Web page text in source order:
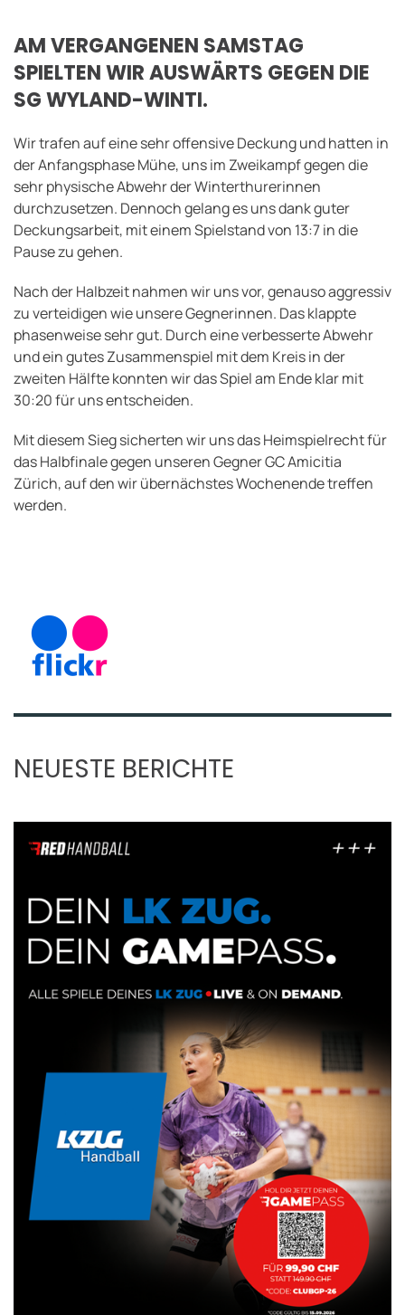
AM VERGANGENEN SAMSTAG
SPIELTEN WIR AUSWÄRTS GEGEN DIE
SG WYLAND-WINTI.
Wir trafen auf eine sehr offensive Deckung und hatten in
der Anfangsphase Mühe, uns im Zweikampf gegen die
sehr physische Abwehr der Winterthurerinnen
durchzusetzen. Dennoch gelang es uns dank guter
Deckungsarbeit, mit einem Spielstand von 13:7 in die
Pause zu gehen.
Nach der Halbzeit nahmen wir uns vor, genauso aggressiv
zu verteidigen wie unsere Gegnerinnen. Das klappte
phasenweise sehr gut. Durch eine verbesserte Abwehr
und ein gutes Zusammenspiel mit dem Kreis in der
zweiten Hälfte konnten wir das Spiel am Ende klar mit
30:20 für uns entscheiden.
Mit diesem Sieg sicherten wir uns das Heimspielrecht für
das Halbfinale gegen unseren Gegner GC Amicitia
Zürich, auf den wir übernächstes Wochenende treffen
werden.
NEUESTE BERICHTE